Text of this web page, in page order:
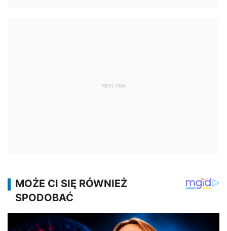
REKLAMA